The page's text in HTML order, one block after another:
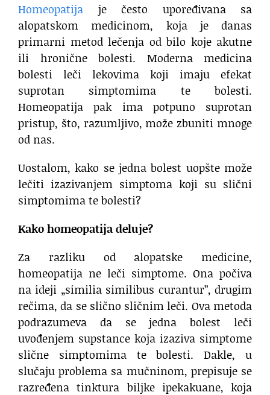
Homeopatija je često upoređivana sa
alopatskom medicinom, koja je danas
primarni metod lečenja od bilo koje akutne
ili hronične bolesti. Moderna medicina
bolesti leči lekovima koji imaju efekat
suprotan simptomima te bolesti.
Homeopatija pak ima potpuno suprotan
pristup, što, razumljivo, može zbuniti mnoge
od nas.
Uostalom, kako se jedna bolest uopšte može
lečiti izazivanjem simptoma koji su slični
simptomima te bolesti?
Kako homeopatija deluje?
Za razliku od alopatske medicine,
homeopatija ne leči simptome. Ona počiva
na ideji „similia similibus curantur”, drugim
rečima, da se slično sličnim leči. Ova metoda
podrazumeva da se jedna bolest leči
uvođenjem supstance koja izaziva simptome
slične simptomima te bolesti. Dakle, u
slučaju problema sa mučninom, prepisuje se
razređena tinktura biljke ipekakuane, koja